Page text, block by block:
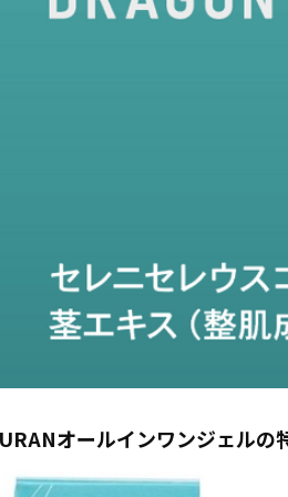
オールインワンジェルの